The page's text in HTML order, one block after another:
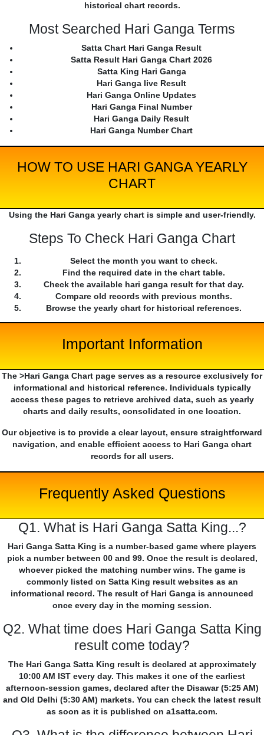
historical chart records.
Most Searched Hari Ganga Terms
Satta Chart Hari Ganga Result
Satta Result Hari Ganga Chart 2026
Satta King Hari Ganga
Hari Ganga live Result
Hari Ganga Online Updates
Hari Ganga Final Number
Hari Ganga Daily Result
Hari Ganga Number Chart
HOW TO USE HARI GANGA YEARLY
CHART
Using the Hari Ganga yearly chart is simple and user-friendly.
Steps To Check Hari Ganga Chart
Select the month you want to check.
Find the required date in the chart table.
Check the available hari ganga result for that day.
Compare old records with previous months.
Browse the yearly chart for historical references.
Important Information
The >Hari Ganga Chart page serves as a resource exclusively for
informational and historical reference. Individuals typically
access these pages to retrieve archived data, such as yearly
charts and daily results, consolidated in one location.
Our objective is to provide a clear layout, ensure straightforward
navigation, and enable efficient access to Hari Ganga chart
records for all users.
Frequently Asked Questions
Q1. What is Hari Ganga Satta King...?
Hari Ganga Satta King is a number-based game where players
pick a number between 00 and 99. Once the result is declared,
whoever picked the matching number wins. The game is
commonly listed on Satta King result websites as an
informational record. The result of Hari Ganga is announced
once every day in the morning session.
Q2. What time does Hari Ganga Satta King
result come today?
The Hari Ganga Satta King result is declared at approximately
10:00 AM IST every day. This makes it one of the earliest
afternoon-session games, declared after the Disawar (5:25 AM)
and Old Delhi (5:30 AM) markets. You can check the latest result
as soon as it is published on a1satta.com.